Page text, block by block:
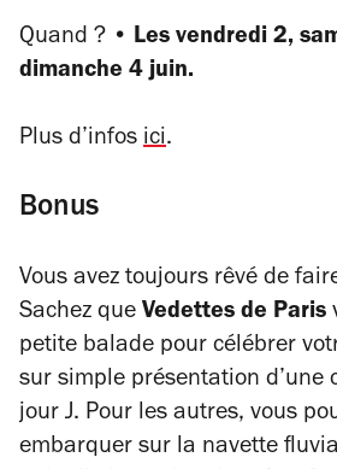
Quand ? • Les vendredi 2,
dimanche 4 juin.
Plus d’infos ici.
Bonus
Vous avez toujours rêvé de
Sachez que Vedettes de Paris
petite balade pour célébrer
sur simple présentation d’une
jour J. Pour les autres, vous
embarquer sur la navette